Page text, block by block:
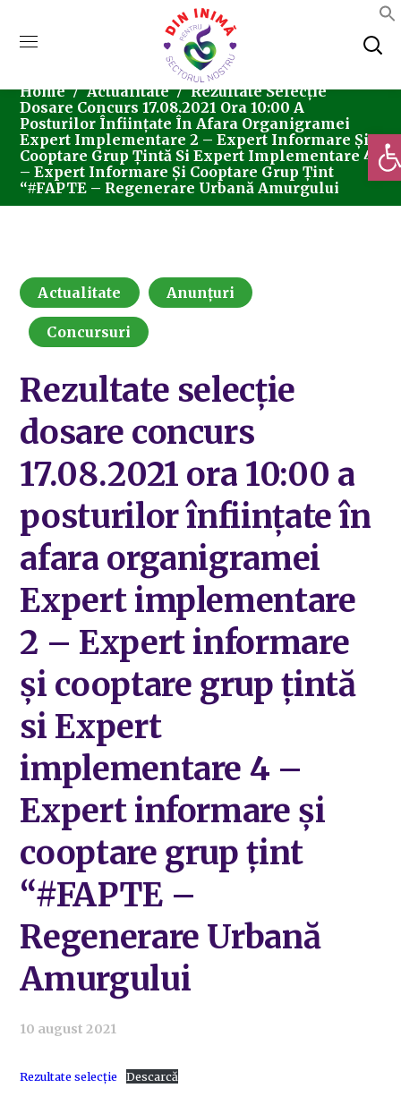
Home Actualitate
Rezultate Selecție
Dosare Concurs 17.08.2021 Ora 10:00 A
Posturilor Înființate În Afara Organigramei
Expert Implementare 2 – Expert Informare Și
Cooptare Grup Țintă Si Expert Implementare 4
– Expert Informare Și Cooptare Grup Țint
“#FAPTE – Regenerare Urbană Amurgului
Actualitate Anunțuri
Concursuri
Rezultate selecție
dosare concurs
17.08.2021 ora 10:00 a
posturilor înființate în
afara organigramei
Expert implementare
2 – Expert informare
și cooptare grup țintă
si Expert
implementare 4 –
Expert informare și
cooptare grup țint
“#FAPTE –
Regenerare Urbană
Amurgului
10 august 2021
Rezultate selecție Descarcă